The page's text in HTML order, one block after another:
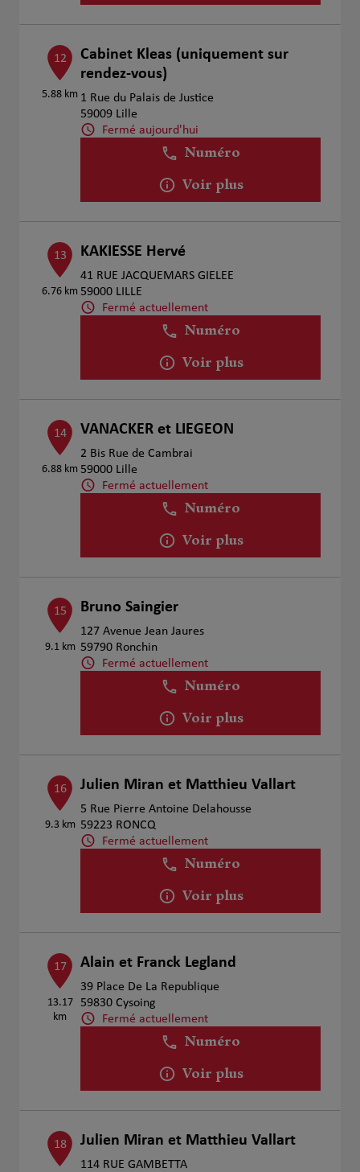
12
5.88 km
Cabinet Kleas (uniquement sur
rendez-vous)
1 Rue du Palais de Justice
59009 Lille
Fermé aujourd'hui
Numéro
Voir plus
13
6.76 km
KAKIESSE Hervé
41 RUE JACQUEMARS GIELEE
59000 LILLE
Fermé actuellement
Numéro
Voir plus
14
6.88 km
VANACKER et LIEGEON
2 Bis Rue de Cambrai
59000 Lille
Fermé actuellement
Numéro
Voir plus
15
9.1 km
Bruno Saingier
127 Avenue Jean Jaures
59790 Ronchin
Fermé actuellement
Numéro
Voir plus
16
9.3 km
Julien Miran et Matthieu Vallart
5 Rue Pierre Antoine Delahousse
59223 RONCQ
Fermé actuellement
Numéro
Voir plus
17
13.17
km
Alain et Franck Legland
39 Place De La Republique
59830 Cysoing
Fermé actuellement
Numéro
Voir plus
18 Julien Miran et Matthieu Vallart
114 RUE GAMBETTA